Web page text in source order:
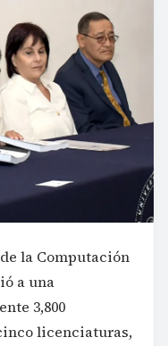
la Computación
a una
3,800
licenciaturas,